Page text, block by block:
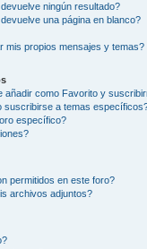
ningún resultado?
una página en blanco?
mis propios mensajes y temas?
añadir como Favorito y
suscribirse a temas
específico?
permitidos en este foro?
archivos adjuntos?